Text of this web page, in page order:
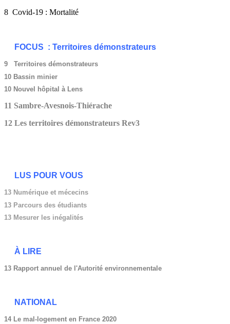
8 Covid-19 : Mortalité
FOCUS : Territoires démonstrateurs
9 Territoires démonstrateurs
10 Bassin minier
10 Nouvel hôpital à Lens
11 Sambre-Avesnois-Thiérache
12 Les territoires démonstrateurs Rev3
LUS POUR VOUS
13 Numérique et mécecins
13 Parcours des étudiants
13 Mesurer les inégalités
À LIRE
13 Rapport annuel de l'Autorité environnementale
NATIONAL
14 Le mal-logement en France 2020